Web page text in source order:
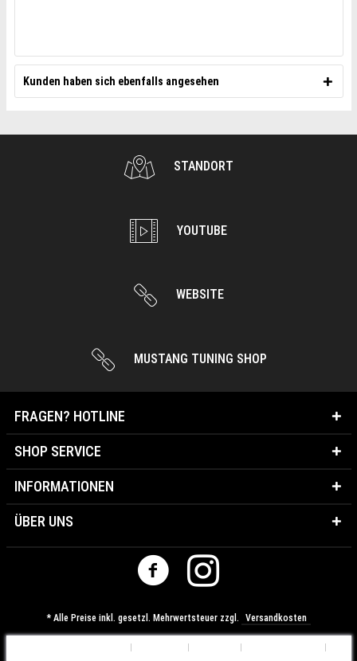
Kunden haben sich ebenfalls angesehen
STANDORT
YOUTUBE
WEBSITE
MUSTANG TUNING SHOP
FRAGEN? HOTLINE
SHOP SERVICE
INFORMATIONEN
ÜBER UNS
* Alle Preise inkl. gesetzl. Mehrwertsteuer zzgl. Versandkosten